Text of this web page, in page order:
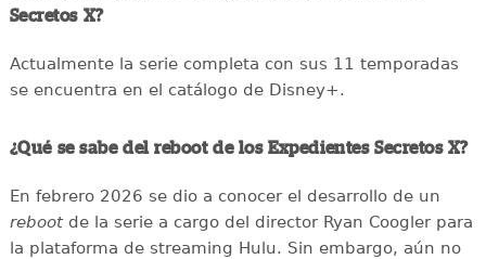
Secretos X?
Actualmente la serie completa con sus 11 temporadas
se encuentra en el catálogo de Disney+.
¿Qué se sabe del reboot de los Expedientes Secretos X?
En febrero 2026 se dio a conocer el desarrollo de un
rebootde la serie a cargo del director Ryan Coogler para
la plataforma de streaming Hulu. Sin embargo, aún no